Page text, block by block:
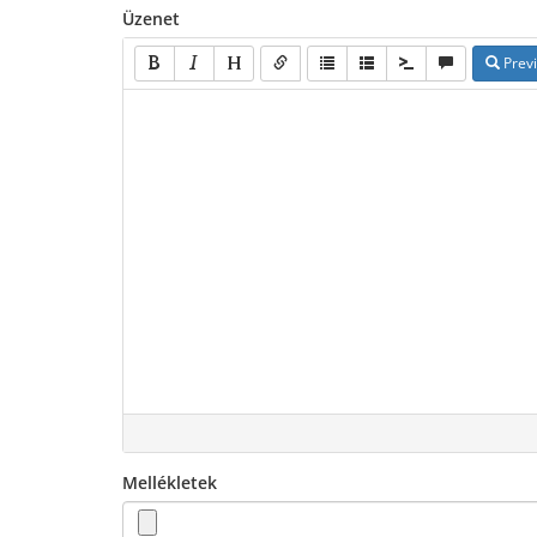
Üzenet
Mellékletek